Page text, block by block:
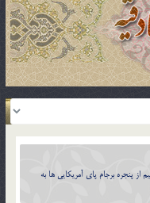
از پنجره برجام پای آمریکایی ها به